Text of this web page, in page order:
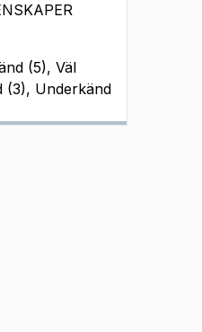
(5), Väl
(3), Underkänd